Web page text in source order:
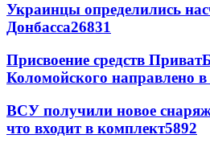
Украинцы определились
Донбасса26831
Присвоение средств
Коломойского направлено в
ВСУ получили новое
что входит в комплект5892